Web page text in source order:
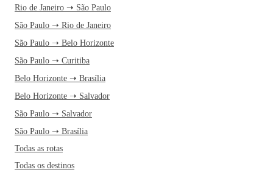
Rio de Janeiro ➝ São Paulo
São Paulo ➝ Rio de Janeiro
São Paulo ➝ Belo Horizonte
São Paulo ➝ Curitiba
Belo Horizonte ➝ Brasília
Belo Horizonte ➝ Salvador
São Paulo ➝ Salvador
São Paulo ➝ Brasília
Todas as rotas
Todas os destinos